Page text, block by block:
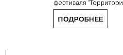
фестиваля
ПОДРОБНЕЕ